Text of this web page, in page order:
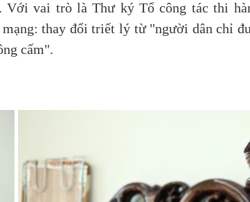
vai trò là Thư ký Tổ công tác thi
thay đổi triết lý từ "người dân chỉ
cấm".